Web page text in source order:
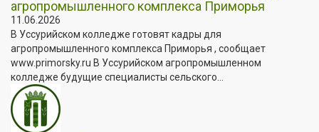
агропромышленного комплекса Приморья
11.06.2026
В Уссурийском колледже готовят кадры для
агропромышленного комплекса Приморья , сообщает
www.primorsky.ru В Уссурийском агропромышленном
колледже будущие специалисты сельского...